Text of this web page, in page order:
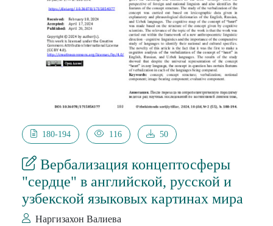
180-194 116 50
Вербализация концептосферы
"сердце" в английской, русской и
узбекской языковых картинах мира
Наргизахон Валиева